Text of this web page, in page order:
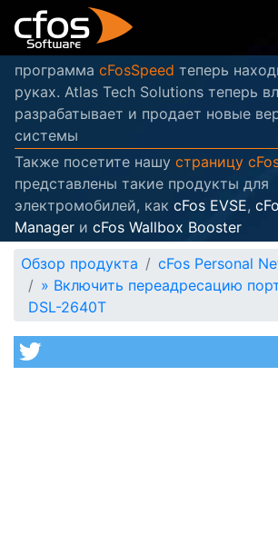
программа cFosSpeed теперь
руках. Atlas Tech Solutions теперь
разрабатывает и продает новые
системы
Также посетите нашу страницу
представлены такие продукты для
электромобилей, как cFos EVSE,
Manager и cFos Wallbox Booster
Обзор продукта
cFos Personal
» Включить переадресацию
DSL-2640T